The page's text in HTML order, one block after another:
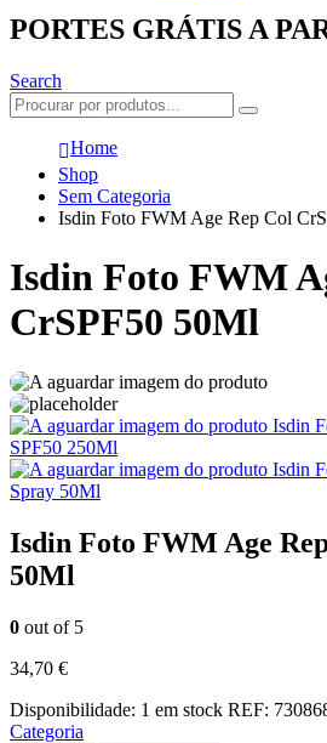
PORTES GRÁTIS A
Search
Home
Shop
Sem Categoria
Isdin Foto FWM Age Rep Col
Isdin Foto FWM
CrSPF50 50Ml
Isdin
SPF50 250Ml
Isdin
Spray 50Ml
Isdin Foto FWM Age
50Ml
0 out of 5
34,70 €
Disponibilidade: 1 em stock REF:
Categoria